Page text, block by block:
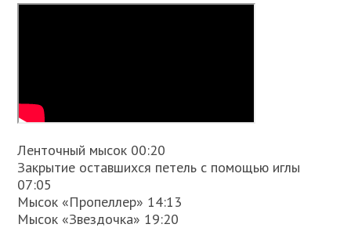
Ленточный мысок 00:20
Закрытие оставшихся петель с помощью иглы
07:05
Мысок «Пропеллер» 14:13
Мысок «Звездочка» 19:20